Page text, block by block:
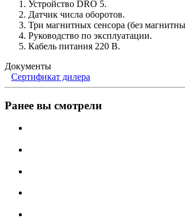
Устройство DRO 5.
Датчик числа оборотов.
Три магнитных сенсора (без
Руководство по эксплуатации.
Кабель питания 220 В.
Документы
Сертификат дилера
Ранее вы смотрели